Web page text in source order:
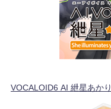
VOCALOID6 AI 紲星あかり